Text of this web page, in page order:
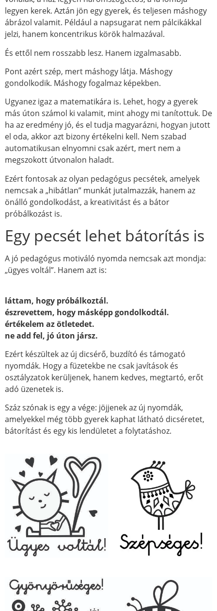
legyen kerek. Aztán jön egy gyerek, és teljesen máshogy
ábrázol valamit. Például a napsugarat nem pálcikákkal
jelzi, hanem koncentrikus körök halmazával.
És ettől nem rosszabb lesz. Hanem izgalmasabb.
Pont azért szép, mert máshogy látja. Máshogy
gondolkodik. Máshogy fogalmaz képekben.
Ugyanez igaz a matematikára is. Lehet, hogy a gyerek
más úton számol ki valamit, mint ahogy mi tanítottuk. De
ha az eredmény jó, és el tudja magyarázni, hogyan jutott
el oda, akkor azt bizony értékelni kell. Nem szabad
automatikusan elnyomni csak azért, mert nem a
megszokott útvonalon haladt.
Ezért fontosak az olyan pedagógus pecsétek, amelyek
nemcsak a „hibátlan” munkát jutalmazzák, hanem az
önálló gondolkodást, a kreativitást és a bátor
próbálkozást is.
Egy pecsét lehet bátorítás is
A jó pedagógus motiváló nyomda nemcsak azt mondja:
„ügyes voltál”. Hanem azt is:
láttam, hogy próbálkoztál.
észrevettem, hogy másképp gondolkodtál.
értékelem az ötletedet.
ne add fel, jó úton jársz.
Ezért készültek az új dicsérő, buzdító és támogató
nyomdák. Hogy a füzetekbe ne csak javítások és
osztályzatok kerüljenek, hanem kedves, megtartó, erőt
adó üzenetek is.
Száz szónak is egy a vége: jöjjenek az új nyomdák,
amelyekkel még több gyerek kaphat látható dicséretet,
bátorítást és egy kis lendületet a folytatáshoz.